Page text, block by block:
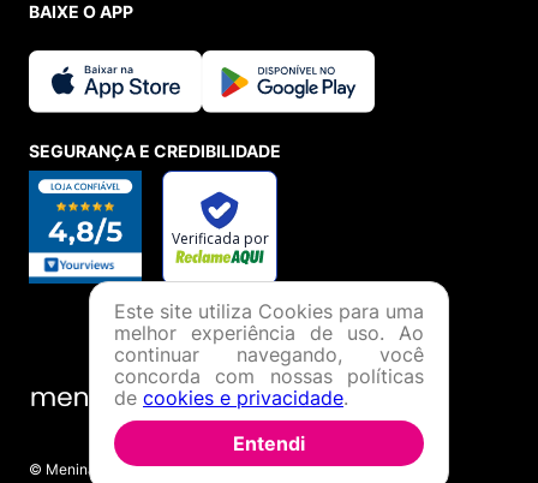
BAIXE O APP
SEGURANÇA E CREDIBILIDADE
© Menina Shoes Comércio de Modas Eireli - EPP CNPJ:
Este site utiliza Cookies para uma
melhor experiência de uso. Ao
continuar navegando, você
concorda com nossas políticas
de cookies e privacidade.
Entendi